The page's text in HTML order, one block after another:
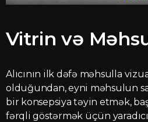
Vitrin və
Alıcının ilk dəfə məhsulla
olduğundan, eyni məhsulun
bir konsepsiya təyin etmək,
fərqli göstərmək üçün